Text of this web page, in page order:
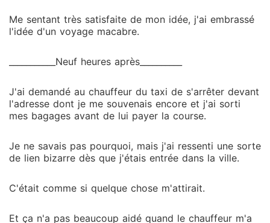
Me sentant très satisfaite de mon idée, j'ai embrassé
l'idée d'un voyage macabre.
___________Neuf heures après__________
J'ai demandé au chauffeur du taxi de s'arrêter devant
l'adresse dont je me souvenais encore et j'ai sorti
mes bagages avant de lui payer la course.
Je ne savais pas pourquoi, mais j'ai ressenti une sorte
de lien bizarre dès que j'étais entrée dans la ville.
C'était comme si quelque chose m'attirait.
Et ça n'a pas beaucoup aidé quand le chauffeur m'a